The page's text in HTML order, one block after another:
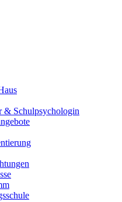
& Schulpsychologin